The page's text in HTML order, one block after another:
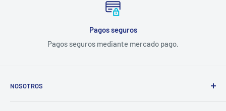
Pagos seguros
Pagos seguros mediante mercado pago.
NOSOTROS